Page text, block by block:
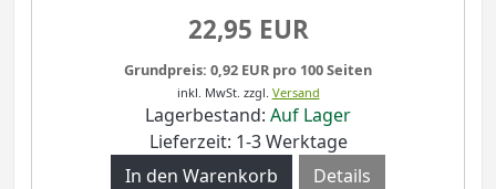
22,95 EUR
Grundpreis: 0,92 EUR pro 100 Seiten
inkl. MwSt. zzgl. Versand
Lagerbestand: Auf Lager
Lieferzeit: 1-3 Werktage
Details